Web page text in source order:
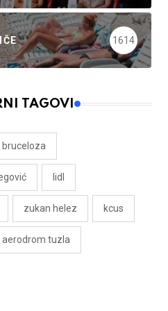
1614
TAGOVI
bruceloza
lidl
zukan helez kcus
aerodrom tuzla